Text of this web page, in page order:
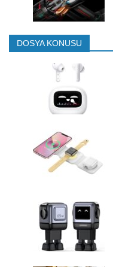
DOSYA KONUSU